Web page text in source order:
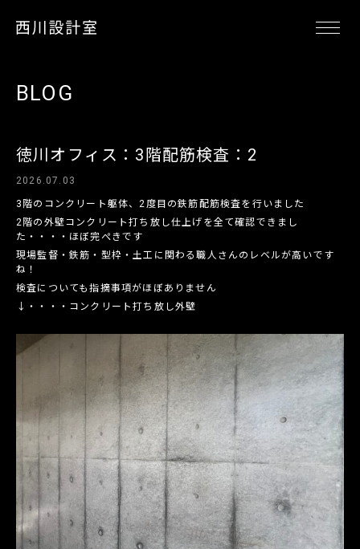
BLOG
徳川オフィス：3階配筋検査：2
2026.07.03
3階のコンクリート躯体、2度目の鉄筋配筋検査を行いました
2階の外壁コンクリート打ち放し仕上げを全て確認できまし
た・・・・ほぼ完ぺきです
現場監督・鉄筋・型枠・土工に関わる職人さんのレベルが高いです
ね！
検査についても指摘事項がほぼありません
↓・・・・コンクリート打ち放し外壁